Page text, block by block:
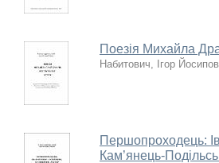
Поезія Михайла
Набитович, Ігор
Першопроходець:
Кам’янець-